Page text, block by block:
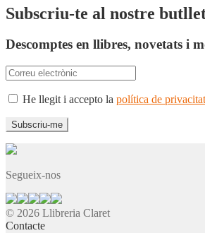
Subscriu-te al nostre
Descomptes en llibres, novetats i
He llegit i accepto la política de privacitat
Segueix-nos
© 2026 Llibreria Claret
Contacte